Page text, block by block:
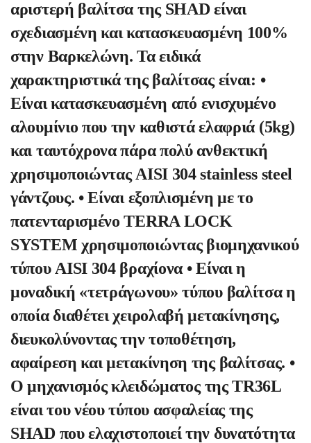
αριστερή βαλίτσα της SHAD είναι
σχεδιασμένη και κατασκευασμένη 100%
στην Βαρκελώνη. Τα ειδικά
χαρακτηριστικά της βαλίτσας είναι: •
Είναι κατασκευασμένη από ενισχυμένο
αλουμίνιο που την καθιστά ελαφριά (5kg)
και ταυτόχρονα πάρα πολύ ανθεκτική
χρησιμοποιώντας AISI 304 stainless steel
γάντζους. • Είναι εξοπλισμένη με το
πατενταρισμένο TERRA LOCK
SYSTEM χρησιμοποιώντας βιομηχανικού
τύπου AISI 304 βραχίονα • Είναι η
μοναδική «τετράγωνου» τύπου βαλίτσα η
οποία διαθέτει χειρολαβή μετακίνησης,
διευκολύνοντας την τοποθέτηση,
αφαίρεση και μετακίνηση της βαλίτσας. •
Ο μηχανισμός κλειδώματος της TR36L
είναι του νέου τύπου ασφαλείας της
SHAD που ελαχιστοποιεί την δυνατότητα